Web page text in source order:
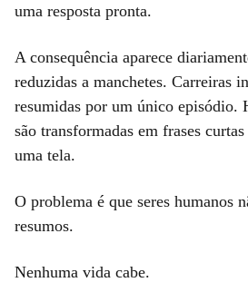
uma resposta pronta.
A consequência aparece
reduzidas a manchetes. Carreiras
resumidas por um único episódio.
são transformadas em frases
uma tela.
O problema é que seres humanos
resumos.
Nenhuma vida cabe.